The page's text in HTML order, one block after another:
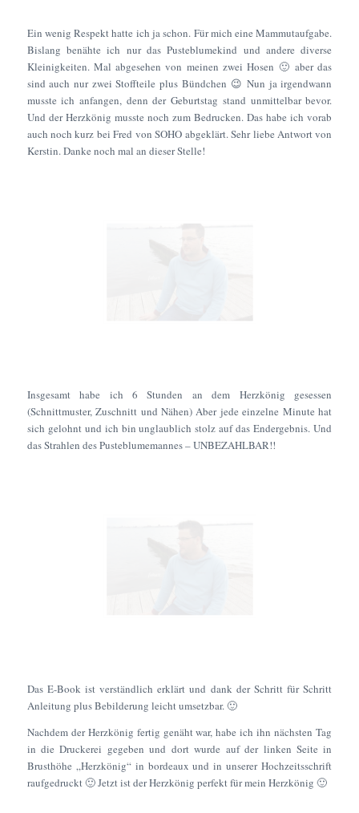
Ein wenig Respekt hatte ich ja schon. Für mich eine Mammutaufgabe.
Bislang benähte ich nur das Pusteblumekind und andere diverse
Kleinigkeiten. Mal abgesehen von meinen zwei Hosen 🙂 aber das
sind auch nur zwei Stoffteile plus Bündchen 😉 Nun ja irgendwann
musste ich anfangen, denn der Geburtstag stand unmittelbar bevor.
Und der Herzkönig musste noch zum Bedrucken. Das habe ich vorab
auch noch kurz bei Fred von SOHO abgeklärt. Sehr liebe Antwort von
Kerstin. Danke noch mal an dieser Stelle!
Insgesamt habe ich 6 Stunden an dem Herzkönig gesessen
(Schnittmuster, Zuschnitt und Nähen) Aber jede einzelne Minute hat
sich gelohnt und ich bin unglaublich stolz auf das Endergebnis. Und
das Strahlen des Pusteblumemannes – UNBEZAHLBAR!!
Das E-Book ist verständlich erklärt und dank der Schritt für Schritt
Anleitung plus Bebilderung leicht umsetzbar. 🙂
Nachdem der Herzkönig fertig genäht war, habe ich ihn nächsten Tag
in die Druckerei gegeben und dort wurde auf der linken Seite in
Brusthöhe „Herzkönig“ in bordeaux und in unserer Hochzeitsschrift
raufgedruckt 🙂 Jetzt ist der Herzkönig perfekt für mein Herzkönig 🙂